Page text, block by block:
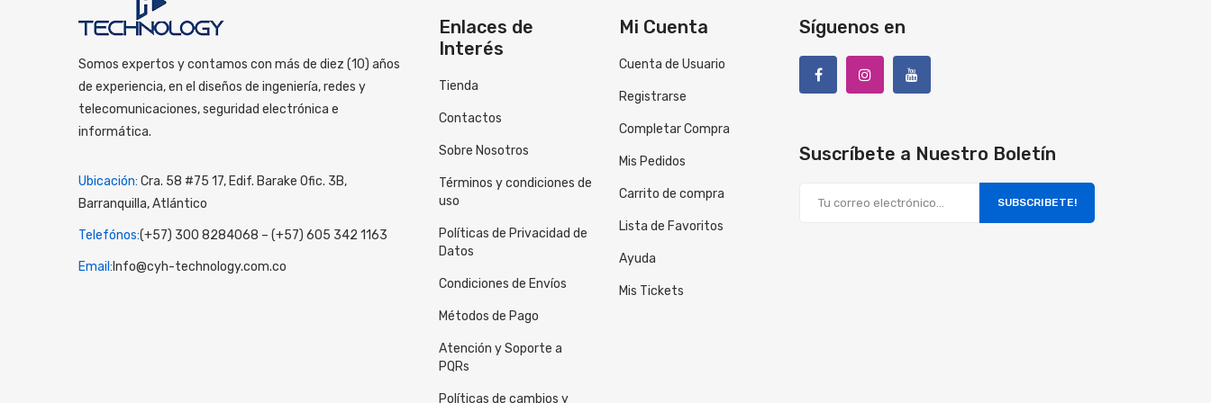
Somos expertos y contamos con más de diez (10) años
de experiencia, en el diseños de ingeniería, redes y
telecomunicaciones, seguridad electrónica e
informática.
Ubicación: Cra. 58 #75 17, Edif. Barake Ofic. 3B,
Barranquilla, Atlántico
Telefónos:(+57) 300 8284068 – (+57) 605 342 1163
Email: Info@cyh-technology.com.co
Enlaces de
Interés
Tienda
Contactos
Sobre Nosotros
Términos y condiciones de
uso
Políticas de Privacidad de
Datos
Condiciones de Envíos
Métodos de Pago
Atención y Soporte a
PQRs
Políticas de cambios y
Mi Cuenta
Cuenta de Usuario
Registrarse
Completar Compra
Mis Pedidos
Carrito de compra
Lista de Favoritos
Ayuda
Mis Tickets
Síguenos en
Suscríbete a Nuestro Boletín
SUBSCRIBETE!